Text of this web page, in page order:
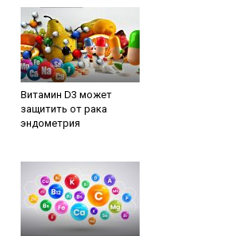
Витамин D3 может
защитить от рака
эндометрия